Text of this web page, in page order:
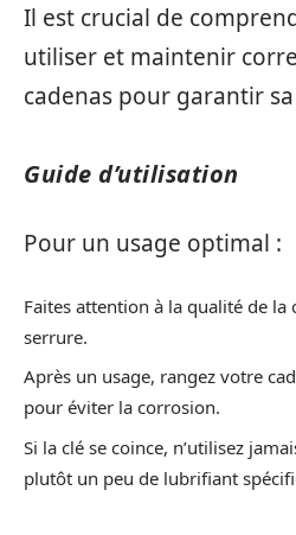
Il est crucial de
utiliser et maintenir
cadenas pour garantir
Guide d’utilisation
Pour un usage optimal :
Faites attention à la qualité de la
serrure.
Après un usage, rangez votre
pour éviter la corrosion.
Si la clé se coince, n’utilisez
plutôt un peu de lubrifiant